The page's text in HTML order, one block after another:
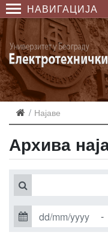
НАВИГАЦИЈА
Најаве
Архива
-